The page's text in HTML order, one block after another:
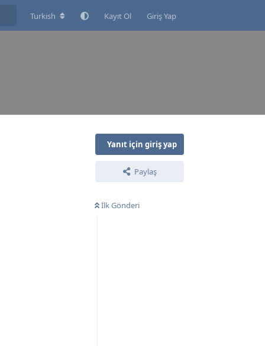
Turkish Kayıt Ol Giriş Yap
Yanıt için giriş yap
Paylaş
İlk Gönderi